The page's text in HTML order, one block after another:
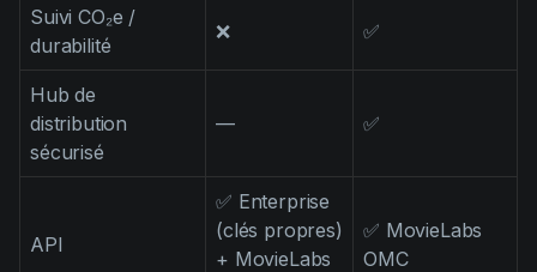
Suivi CO₂e /
durabilité
❌ ✅
Hub de
distribution
sécurisé
— ✅
API
✅ Enterprise
(clés propres)
+ MovieLabs
✅ MovieLabs
OMC